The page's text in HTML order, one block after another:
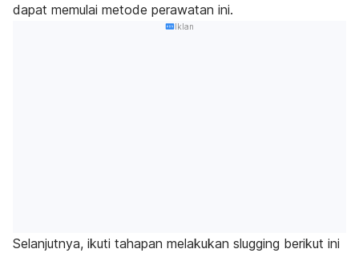
dapat memulai metode perawatan ini.
Iklan
Selanjutnya, ikuti tahapan melakukan slugging berikut ini